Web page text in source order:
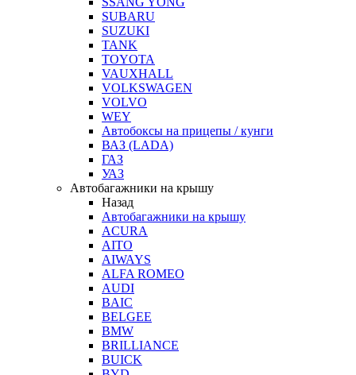
SUBARU
SUZUKI
TANK
TOYOTA
VAUXHALL
VOLKSWAGEN
VOLVO
WEY
Автобоксы на прицепы / кунги
ВАЗ (LADA)
ГАЗ
УАЗ
Автобагажники на крышу
Назад
Автобагажники на крышу
ACURA
AITO
AIWAYS
ALFA ROMEO
AUDI
BAIC
BELGEE
BMW
BRILLIANCE
BUICK